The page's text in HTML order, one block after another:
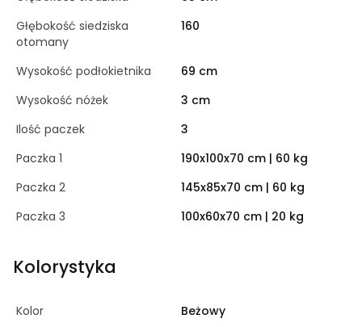
Głębokość siedziska
otomany
160
Wysokość podłokietnika
69 cm
Wysokość nóżek
3 cm
Ilość paczek
3
Paczka 1
190x100x70 cm | 60 kg
Paczka 2
145x85x70 cm | 60 kg
Paczka 3
100x60x70 cm | 20 kg
Kolorystyka
Kolor
Beżowy